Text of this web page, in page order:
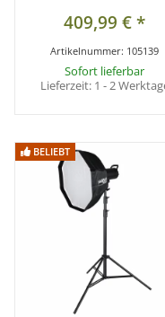
409,99 €*
Artikelnummer: 105139
Sofort lieferbar
Lieferzeit: 1 - 2
BELIEBT
BELIEBT